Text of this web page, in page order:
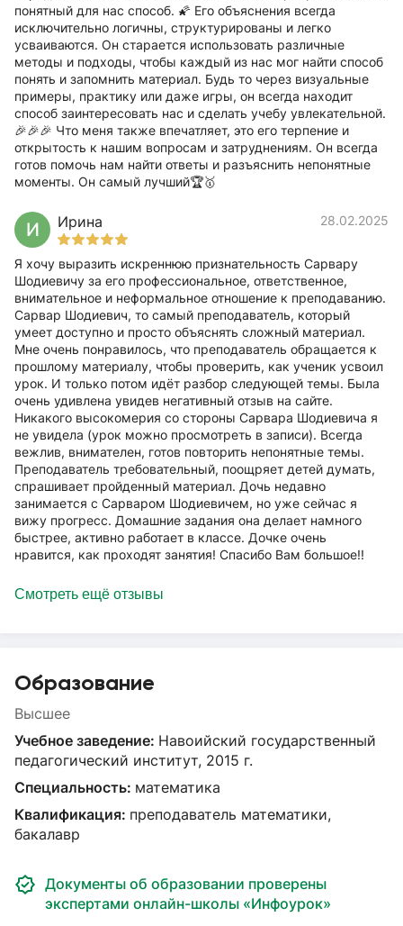
понятный для нас способ. 🌠 Его объяснения всегда
исключительно логичны, структурированы и легко
усваиваются. Он старается использовать различные
методы и подходы, чтобы каждый из нас мог найти способ
понять и запомнить материал. Будь то через визуальные
примеры, практику или даже игры, он всегда находит
способ заинтересовать нас и сделать учебу увлекательной.
🎉🎉🎉 Что меня также впечатляет, это его терпение и
открытость к нашим вопросам и затруднениям. Он всегда
готов помочь нам найти ответы и разъяснить непонятные
моменты. Он самый лучший🏆🥇
И Ирина 28.02.2025
Я хочу выразить искреннюю признательность Сарвару
Шодиевичу за его профессиональное, ответственное,
внимательное и неформальное отношение к преподаванию.
Сарвар Шодиевич, то самый преподаватель, который
умеет доступно и просто объяснять сложный материал.
Мне очень понравилось, что преподаватель обращается к
прошлому материалу, чтобы проверить, как ученик усвоил
урок. И только потом идёт разбор следующей темы. Была
очень удивлена увидев негативный отзыв на сайте.
Никакого высокомерия со стороны Сарвара Шодиевича я
не увидела (урок можно просмотреть в записи). Всегда
вежлив, внимателен, готов повторить непонятные темы.
Преподаватель требовательный, поощряет детей думать,
спрашивает пройденный материал. Дочь недавно
занимается с Сарваром Шодиевичем, но уже сейчас я
вижу прогресс. Домашние задания она делает намного
быстрее, активно работает в классе. Дочке очень
нравится, как проходят занятия! Спасибо Вам большое!!
Смотреть ещё отзывы
Образование
Высшее
Учебное заведение: Навоийский государственный
педагогический институт, 2015 г.
Специальность: математика
Квалификация: преподаватель математики,
бакалавр
Документы об образовании проверены
экспертами онлайн-школы «Инфоурок»